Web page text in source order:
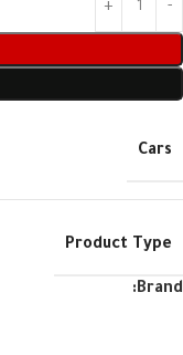
Cars
Product Type
Brand: